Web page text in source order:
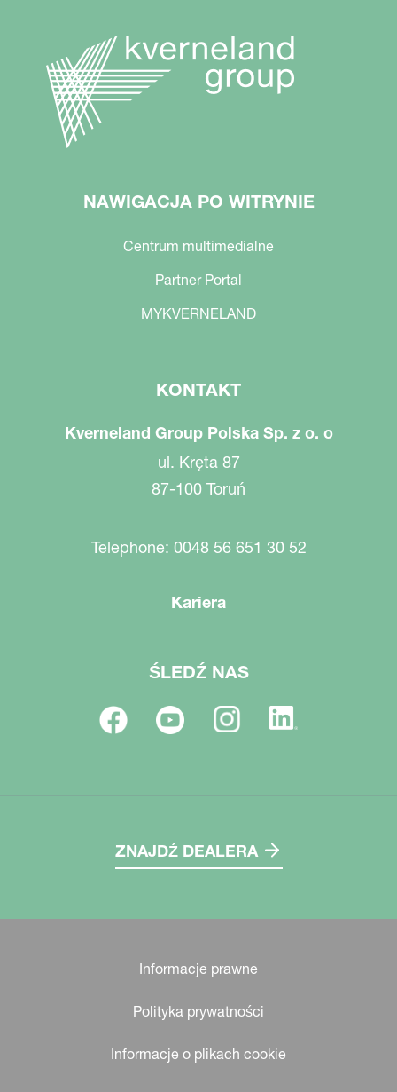
NAWIGACJA PO WITRYNIE
Centrum multimedialne
Partner Portal
MYKVERNELAND
KONTAKT
Kverneland Group Polska Sp. z o. o
ul. Kręta 87
87-100 Toruń
Telephone: 0048 56 651 30 52
Kariera
ŚLEDŹ NAS
ZNAJDŹ DEALERA
Informacje prawne
Polityka prywatności
Informacje o plikach cookie